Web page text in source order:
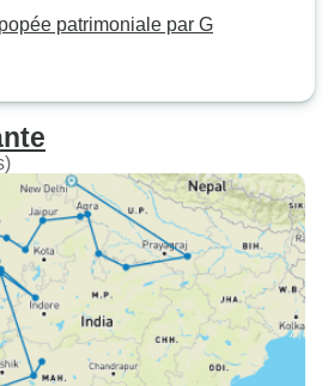
patrimoniale par G